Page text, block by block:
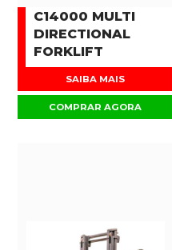
C14000 MULTI
DIRECTIONAL
FORKLIFT
SAIBA MAIS
COMPRAR AGORA